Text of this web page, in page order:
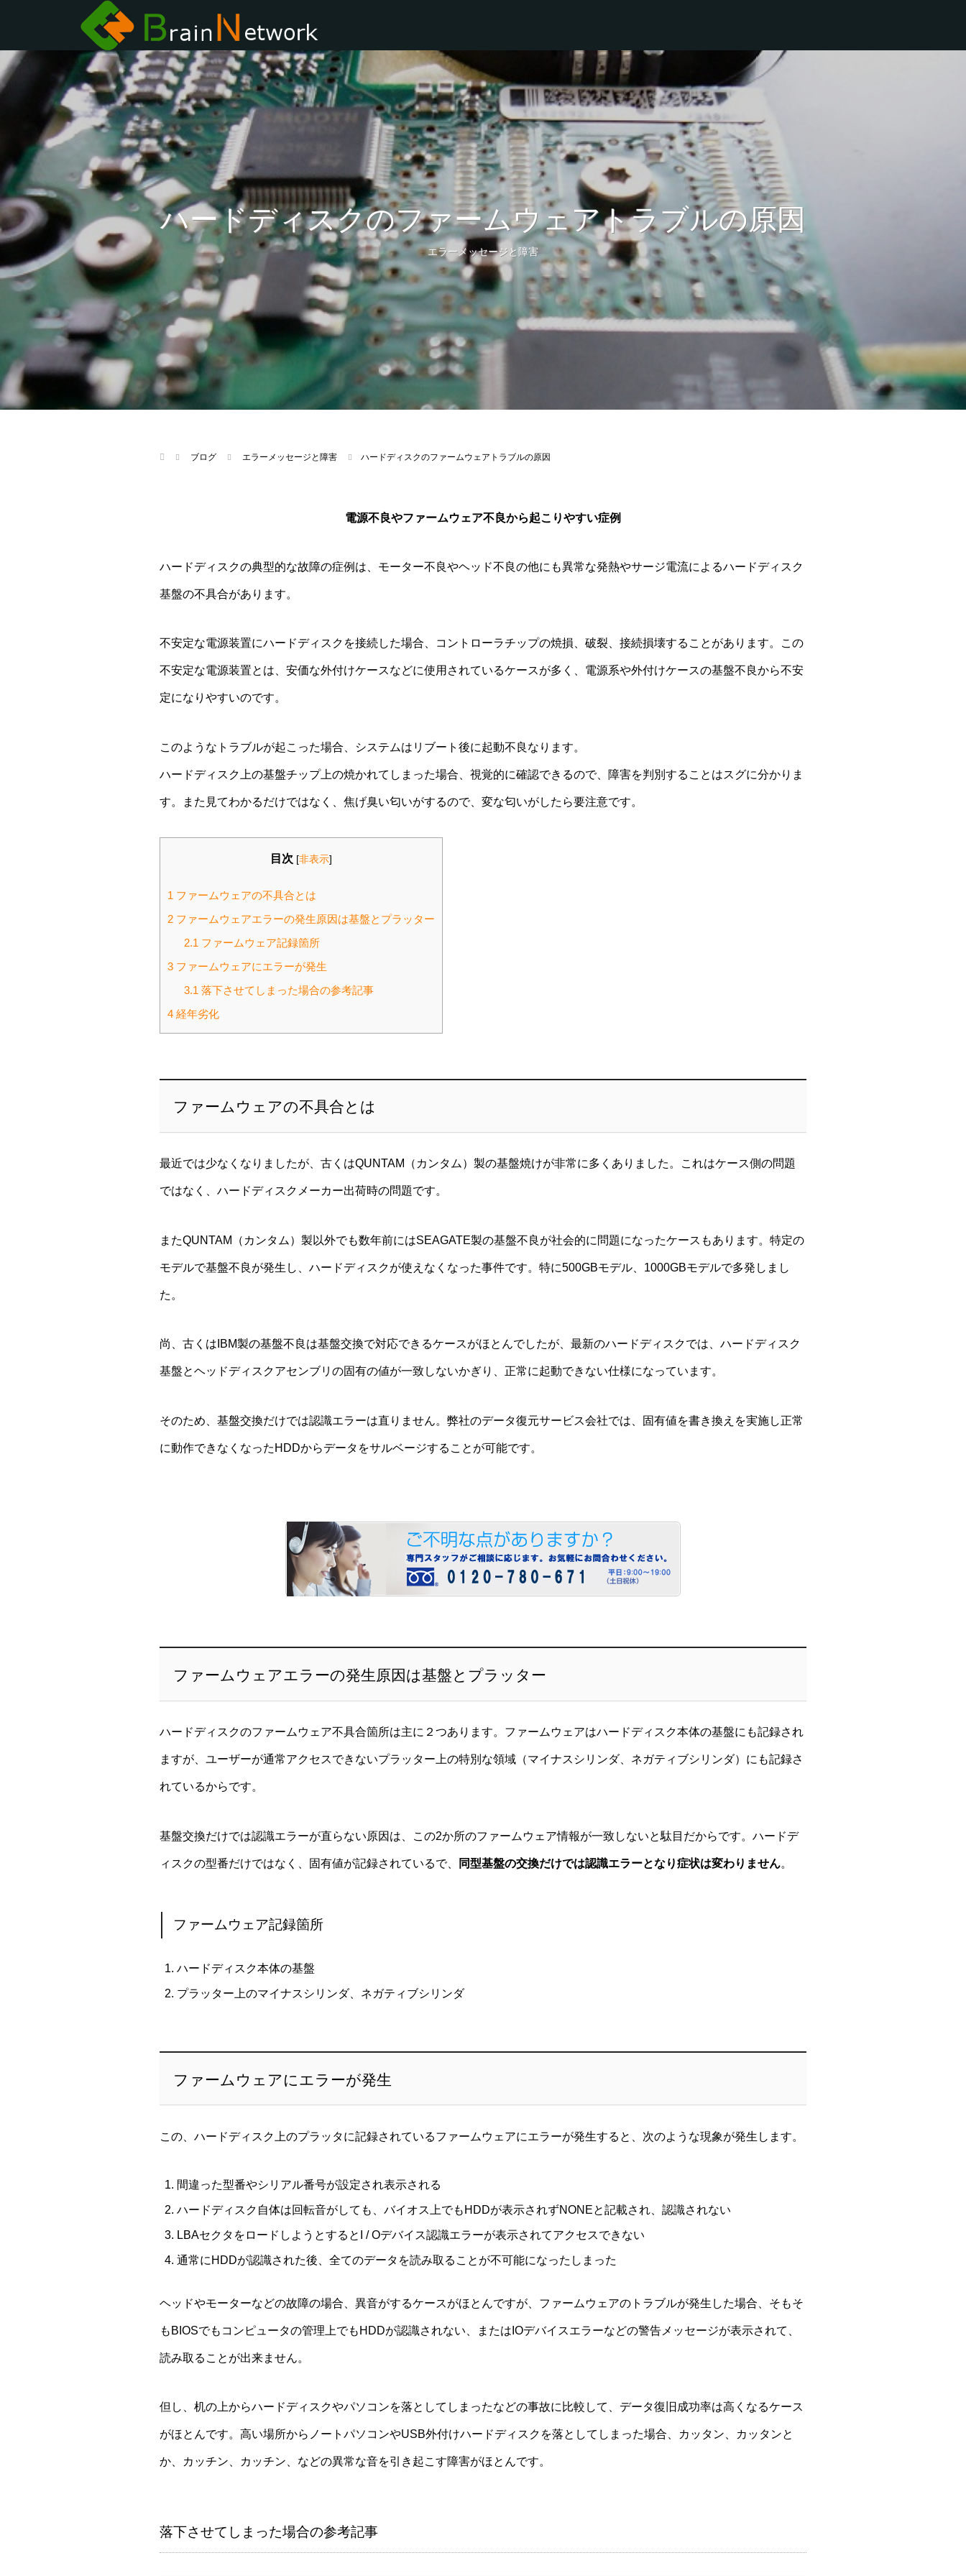
ハードディスクのファームウェアトラブルの原因
エラーメッセージと障害
ブログ エラーメッセージと障害 ハードディスクのファームウェアトラブルの原因
電源不良やファームウェア不良から起こりやすい症例
ハードディスクの典型的な故障の症例は、モーター不良やヘッド不良の他にも異常な発熱やサージ電流によるハードディスク
基盤の不具合があります。
不安定な電源装置にハードディスクを接続した場合、コントローラチップの焼損、破裂、接続損壊することがあります。この
不安定な電源装置とは、安価な外付けケースなどに使用されているケースが多く、電源系や外付けケースの基盤不良から不安
定になりやすいのです。
このようなトラブルが起こった場合、システムはリブート後に起動不良なります。
ハードディスク上の基盤チップ上の焼かれてしまった場合、視覚的に確認できるので、障害を判別することはスグに分かりま
す。また見てわかるだけではなく、焦げ臭い匂いがするので、変な匂いがしたら要注意です。
目次 [非表示]
1 ファームウェアの不具合とは
2 ファームウェアエラーの発生原因は基盤とプラッター
2.1 ファームウェア記録箇所
3 ファームウェアにエラーが発生
3.1 落下させてしまった場合の参考記事
4 経年劣化
ファームウェアの不具合とは
最近では少なくなりましたが、古くはQUNTAM（カンタム）製の基盤焼けが非常に多くありました。これはケース側の問題
ではなく、ハードディスクメーカー出荷時の問題です。
またQUNTAM（カンタム）製以外でも数年前にはSEAGATE製の基盤不良が社会的に問題になったケースもあります。特定の
モデルで基盤不良が発生し、ハードディスクが使えなくなった事件です。特に500GBモデル、1000GBモデルで多発しまし
た。
尚、古くはIBM製の基盤不良は基盤交換で対応できるケースがほとんでしたが、最新のハードディスクでは、ハードディスク
基盤とヘッドディスクアセンブリの固有の値が一致しないかぎり、正常に起動できない仕様になっています。
そのため、 基盤交換だけでは認識エラーは直りません。弊社のデータ復元サービス会社では、固有値を書き換えを実施し正常
に動作できなくなったHDDからデータをサルベージすることが可能です。
ファームウェアエラーの発生原因は基盤とプラッター
ハードディスクのファームウェア不具合箇所は主に２つあります。ファームウェアはハードディスク本体の基盤にも記録され
ますが、ユーザーが通常アクセスできないプラッター上の特別な領域（マイナスシリンダ、ネガティブシリンダ）にも記録さ
れているからです。
基盤交換だけでは認識エラーが直らない原因は、この2か所のファームウェア情報が一致しないと駄目だからです。ハードデ
ィスクの型番だけではなく、固有値が記録されているで、 同型基盤の交換だけでは認識エラーとなり症状は変わりません。
ファームウェア記録箇所
ハードディスク本体の基盤
プラッター上のマイナスシリンダ、ネガティブシリンダ
ファームウェアにエラーが発生
この、ハードディスク上のプラッタに記録されているファームウェアにエラーが発生すると、次のような現象が発生します。
間違った型番やシリアル番号が設定され表示される
ハードディスク自体は回転音がしても、バイオス上でもHDDが表示されずNONEと記載され、認識されない
LBAセクタをロードしようとするとI / Oデバイス認識エラーが表示されてアクセスできない
通常にHDDが認識された後、全てのデータを読み取ることが不可能になったしまった
ヘッドやモーターなどの故障の場合、異音がするケースがほとんですが、ファームウェアのトラブルが発生した場合、そもそ
もBIOSでもコンピュータの管理上でもHDDが認識されない、またはIOデバイスエラーなどの警告メッセージが表示されて、
読み取ることが出来ません。
但し、机の上からハードディスクやパソコンを落としてしまったなどの事故に比較して、データ復旧成功率は高くなるケース
がほとんです。高い場所からノートパソコンやUSB外付けハードディスクを落としてしまった場合、カッタン、カッタンと
か、カッチン、カッチン、などの異常な音を引き起こす障害がほとんです。
落下させてしまった場合の参考記事